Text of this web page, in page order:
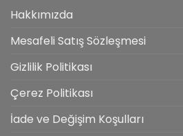
Hakkımızda
Mesafeli Satış Sözleşmesi
Gizlilik Politikası
Çerez Politikası
İade ve Değişim Koşulları